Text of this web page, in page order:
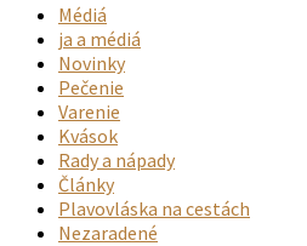
Médiá
ja a médiá
Novinky
Pečenie
Varenie
Kvások
Rady a nápady
Články
Plavovláska na cestách
Nezaradené